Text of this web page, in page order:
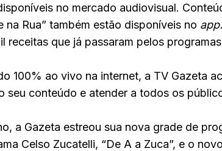
no mercado audiovisual.
na Rua” também estão disponíveis no app.
receitas que já passaram pelos
100% ao vivo na internet, a TV Gazeta
seu conteúdo e atender a todos os
a Gazeta estreou sua nova grade de
Celso Zucatelli, “De A a Zuca”, e o